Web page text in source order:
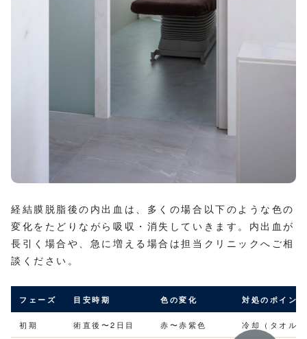
経結膜脱脂後の内出血は、多くの場合以下のような色の
変化をたどりながら吸収・消失していきます。内出血が
長引く場合や、急に増える場合は担当クリニックへご相
談ください。
フェーズ 目安時期 色の変化 対処のポイント
初期 術直後〜2日目 赤〜赤紫色 冷却（タオル